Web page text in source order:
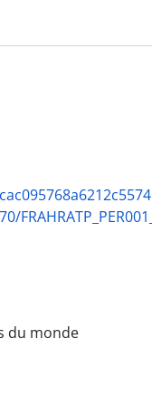
du monde